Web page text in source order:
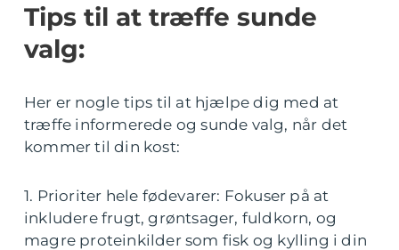
Tips til at træffe sunde
valg:
Her er nogle tips til at hjælpe dig med at
træffe informerede og sunde valg, når det
kommer til din kost:
1. Prioriter hele fødevarer: Fokuser på at
inkludere frugt, grøntsager, fuldkorn, og
magre proteinkilder som fisk og kylling i din